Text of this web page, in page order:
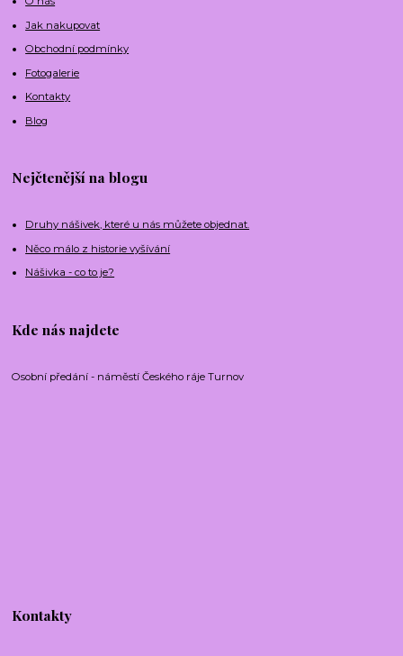
Jak nakupovat
Obchodní podmínky
Fotogalerie
Kontakty
Blog
Nejčtenější na blogu
Druhy nášivek, které u nás můžete objednat.
Něco málo z historie vyšívání
Nášivka - co to je?
Kde nás najdete
Osobní předání - náměstí Českého ráje Turnov
Kontakty